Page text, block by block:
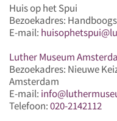
Huis op het Spui
Bezoekadres:
E-mail:
Luther Museum
Bezoekadres: Nieuwe
Amsterdam
E-mail:
Telefoon:020-2142112